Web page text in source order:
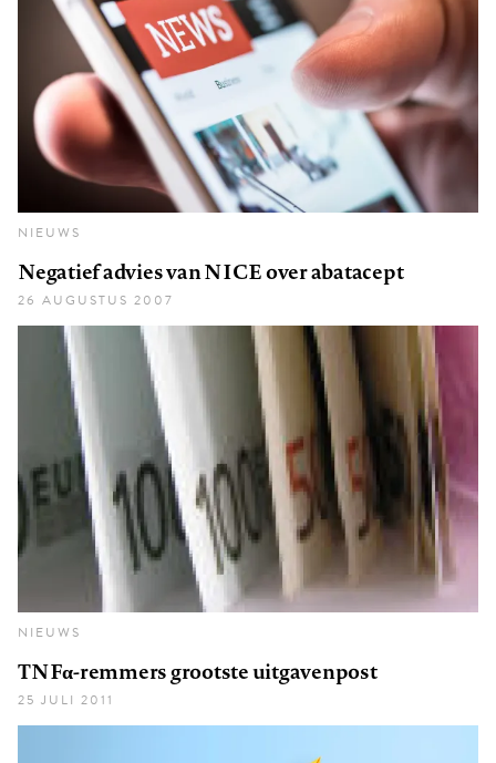
NIEUWS
Negatief advies van NICE over abatacept
26 AUGUSTUS 2007
NIEUWS
TNFα-remmers grootste uitgavenpost
25 JULI 2011